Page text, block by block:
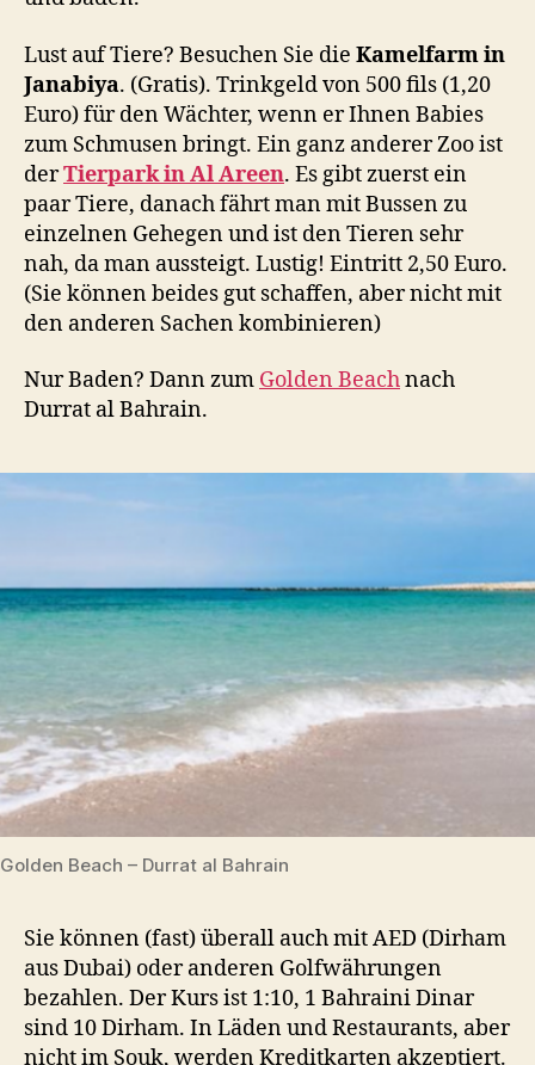
Lust auf Tiere? Besuchen Sie die Kamelfarm in
Janabiya. (Gratis). Trinkgeld von 500 fils (1,20
Euro) für den Wächter, wenn er Ihnen Babies
zum Schmusen bringt. Ein ganz anderer Zoo ist
derTierpark in Al Areen. Es gibt zuerst ein
paar Tiere, danach fährt man mit Bussen zu
einzelnen Gehegen und ist den Tieren sehr
nah, da man aussteigt. Lustig! Eintritt 2,50 Euro.
(Sie können beides gut schaffen, aber nicht mit
den anderen Sachen kombinieren)
Nur Baden? Dann zum Golden Beachnach
Durrat al Bahrain.
Golden Beach – Durrat al Bahrain
Sie können (fast) überall auch mit AED (Dirham
aus Dubai) oder anderen Golfwährungen
bezahlen. Der Kurs ist 1:10, 1 Bahraini Dinar
sind 10 Dirham. In Läden und Restaurants, aber
nicht im Souk, werden Kreditkarten akzeptiert.